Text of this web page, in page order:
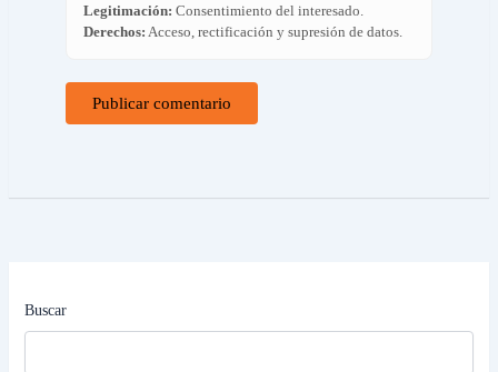
Legitimación: Consentimiento del interesado.
Derechos: Acceso, rectificación y supresión de datos.
Buscar